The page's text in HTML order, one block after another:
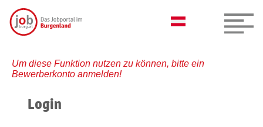
Um diese Funktion nutzen zu können, bitte ein
Bewerberkonto anmelden!
Login